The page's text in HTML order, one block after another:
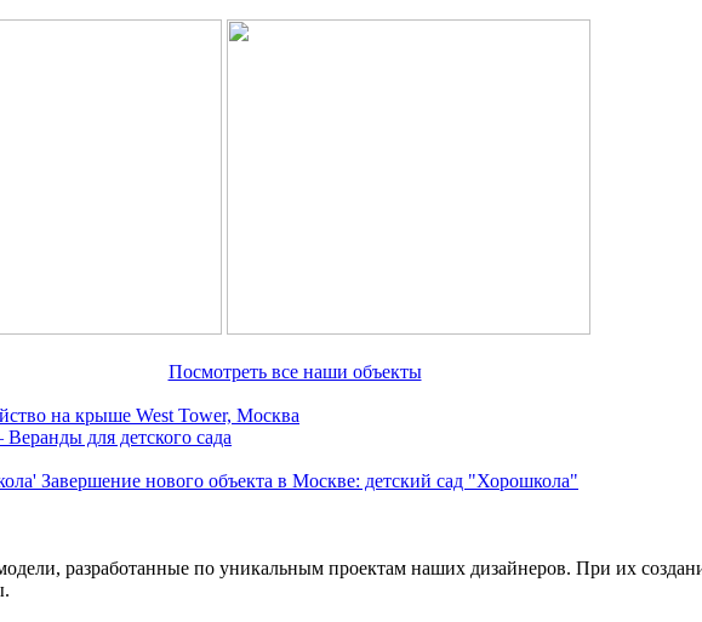
Посмотреть все наши объекты
на крыше West Tower, Москва
для детского сада
Завершение нового объекта в Москве: детский сад "Хорошкола"
разработанные по уникальным проектам наших дизайнеров. При их